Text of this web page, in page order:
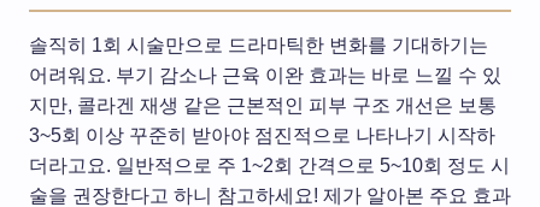
솔직히 1회 시술만으로 드라마틱한 변화를 기대하기는
어려워요. 부기 감소나 근육 이완 효과는 바로 느낄 수 있
지만, 콜라겐 재생 같은 근본적인 피부 구조 개선은 보통
3~5회 이상 꾸준히 받아야 점진적으로 나타나기 시작하
더라고요. 일반적으로 주 1~2회 간격으로 5~10회 정도 시
술을 권장한다고 하니 참고하세요! 제가 알아본 주요 효과